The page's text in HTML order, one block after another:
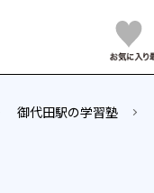
御代田駅の学習塾